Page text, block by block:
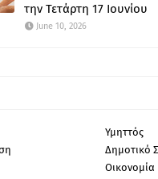
την Τετάρτη 17 Ιουνίου
June 10, 2026
Υμηττός
Δημοτικό
Οικονομία